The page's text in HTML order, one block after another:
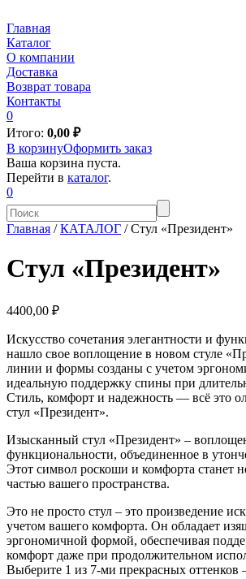
Главная
Каталог
О компании
Доставка
Возврат товара
Контакты
0
Итого: 0,00 ₽
В корзинуОформить заказ
Ваша корзина пуста.
Перейти в каталог.
0
Главная / КАТАЛОГ / Стул «Президент»
Стул «Президент»
4400,00 ₽
Искусство сочетания элегантности и
нашло свое воплощение в новом стуле
линии и формы созданы с учетом
идеальную поддержку спины при
Стиль, комфорт и надежность — всё это
стул «Президент».
Изысканный стул «Президент» –
функциональности, объединенное в
Этот символ роскоши и комфорта станет
частью вашего пространства.
Это не просто стул – это произведение
учетом вашего комфорта. Он обладает
эргономичной формой, обеспечивая
комфорт даже при продолжительном
Выберите 1 из 7-ми прекрасных